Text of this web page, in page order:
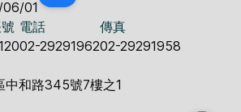
06/01
電話
02-29291962
傳真
02-29291958
和路345號7樓之1